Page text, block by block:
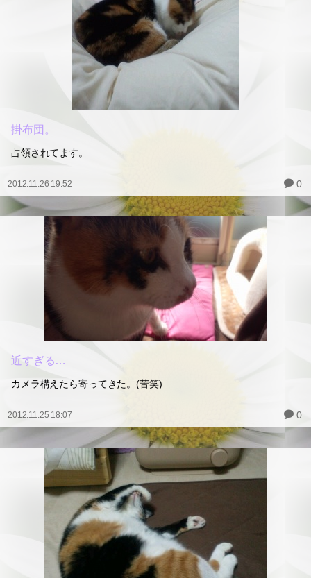
掛布団。
占領されてます。
2012.11.26 19:52 0
近すぎる…
カメラ構えたら寄ってきた。(苦笑)
2012.11.25 18:07 0